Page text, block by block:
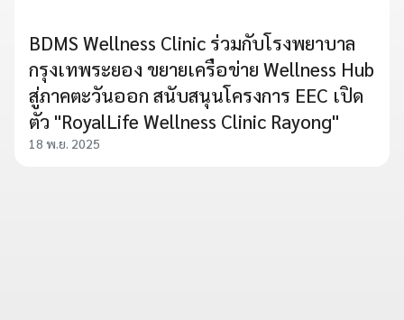
BDMS Wellness Clinic ร่วมกับโรงพยาบาล
กรุงเทพระยอง ขยายเครือข่าย Wellness Hub
สู่ภาคตะวันออก สนับสนุนโครงการ EEC เปิด
ตัว "RoyalLife Wellness Clinic Rayong"
18 พ.ย. 2025